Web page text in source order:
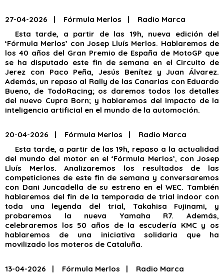
27-04-2026 | Fórmula Merlos | Radio Marca
Esta tarde, a partir de las 19h, nueva edición del
‘Fórmula Merlos’ con Josep Lluís Merlos. Hablaremos de
los 40 años del Gran Premio de España de MotoGP que
se ha disputado este fin de semana en el Circuito de
Jerez con Paco Peña, Jesús Benítez y Juan Álvarez.
Además, un repaso al Rally de las Canarias con Eduardo
Bueno, de TodoRacing; os daremos todos los detalles
del nuevo Cupra Born; y hablaremos del impacto de la
inteligencia artificial en el mundo de la automoción.
20-04-2026 | Fórmula Merlos | Radio Marca
Esta tarde, a partir de las 19h, repaso a la actualidad
del mundo del motor en el ‘Fórmula Merlos’, con Josep
Lluís Merlos. Analizaremos los resultados de las
competiciones de este fin de semana y conversaremos
con Dani Juncadella de su estreno en el WEC. También
hablaremos del fin de la temporada de trial indoor con
toda una leyenda del trial, Takahisa Fujinami, y
probaremos la nueva Yamaha R7. Además,
celebraremos los 50 años de la escudería KMC y os
hablaremos de una iniciativa solidaria que ha
movilizado los moteros de Cataluña.
13-04-2026 | Fórmula Merlos | Radio Marca